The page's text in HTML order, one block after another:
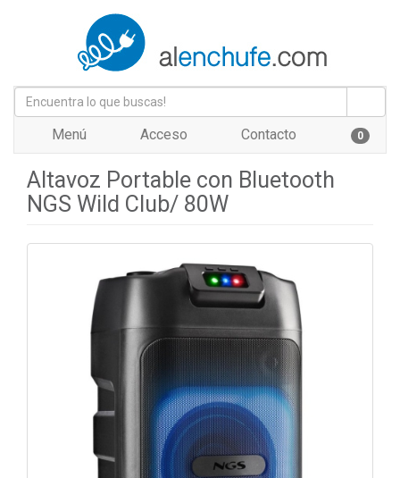
Menú Acceso Contacto 0
Altavoz Portable con Bluetooth
NGS Wild Club/ 80W